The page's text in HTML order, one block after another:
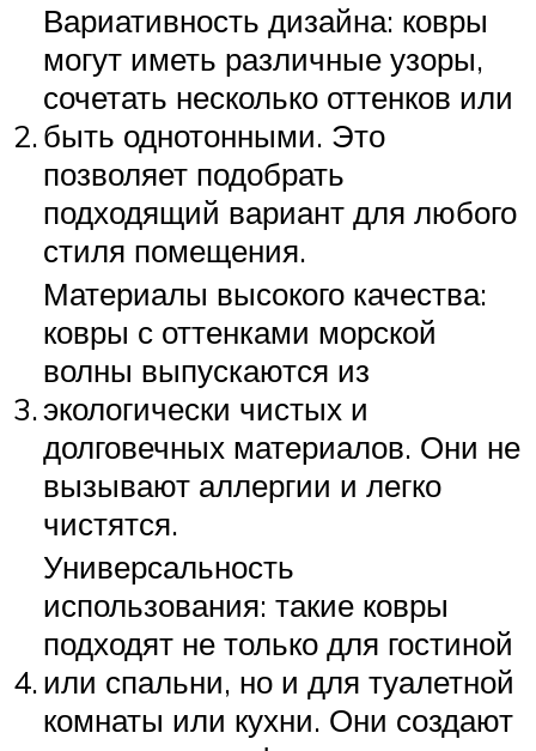
2.
Вариативность дизайна: ковры
могут иметь различные узоры,
сочетать несколько оттенков или
быть однотонными. Это
позволяет подобрать
подходящий вариант для любого
стиля помещения.
3.
Материалы высокого качества:
ковры с оттенками морской
волны выпускаются из
экологически чистых и
долговечных материалов. Они не
вызывают аллергии и легко
чистятся.
4.
Универсальность
использования: такие ковры
подходят не только для гостиной
или спальни, но и для туалетной
комнаты или кухни. Они создают